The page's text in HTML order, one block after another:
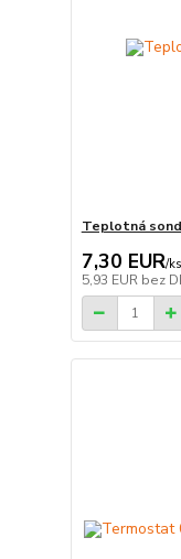
Teplotná
7,30 EUR/ks
5,93 EUR bez